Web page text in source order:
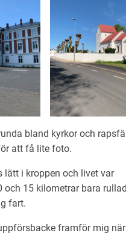
bland kyrkor och
att få lite foto.
lätt i kroppen och livet var
och 15 kilometrar bara
fart.
framför mig